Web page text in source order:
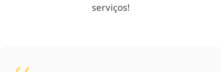
serviços!